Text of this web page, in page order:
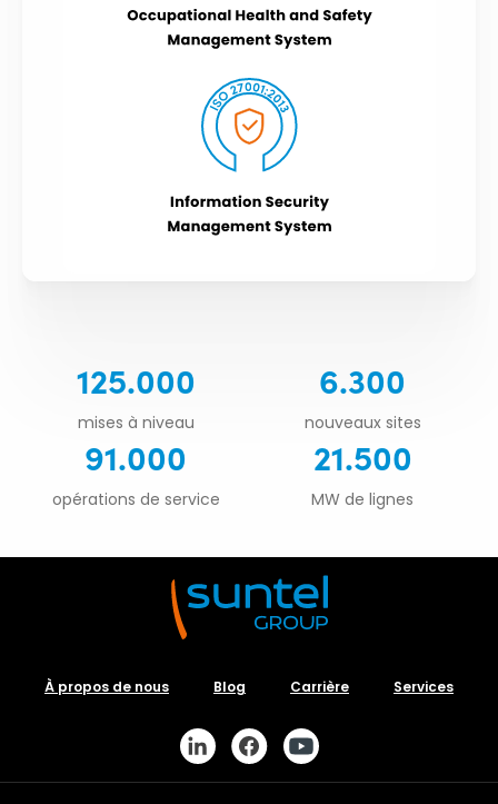
125.000
mises à niveau
6.300
nouveaux sites
91.000
opérations de service
21.500
MW de lignes
À propos de nous Blog Carrière Services